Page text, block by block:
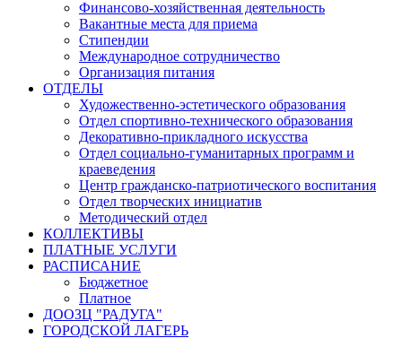
Финансово-хозяйственная деятельность
Вакантные места для приема
Стипендии
Международное сотрудничество
Организация питания
ОТДЕЛЫ
Художественно-эстетического образования
Отдел спортивно-технического образования
Декоративно-прикладного искусства
Отдел социально-гуманитарных программ и
краеведения
Центр гражданско-патриотического воспитания
Отдел творческих инициатив
Методический отдел
КОЛЛЕКТИВЫ
ПЛАТНЫЕ УСЛУГИ
РАСПИСАНИЕ
Бюджетное
Платное
ДООЗЦ "РАДУГА"
ГОРОДСКОЙ ЛАГЕРЬ